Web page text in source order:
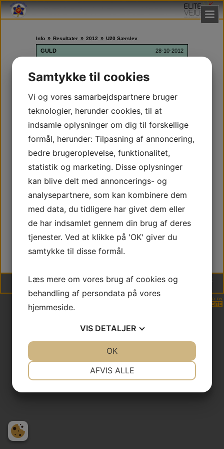
Info » Resultater » 2012 » U20 Særslev
GULD 28-10-2012
Hubert Kurzej
Tobias Overgaard
28-10-2012
Christian Falck Poulsen
Christian V-B Nielsen
Karoline A. Christensen
Marius Riis Hansen
Mathias Fristed
Selma Damkjær Andersen
ANDEN PLACERING 28-10-2012
Josefine Dresler
Michelle Bach
Tue Melgaard Sørensen
Hubert Kurzej (Pokalturnering)
Vejle Judo Klub | DGI Huset Hal 2, Willy Sørensens Plads 5, 7100 Vejle | * CVR
Samtykke til cookies
Vi og vores samarbejdspartnere bruger
teknologier, herunder cookies, til at
indsamle oplysninger om dig til forskellige
formål, herunder: Tilpasning af annoncering,
bedre brugeroplevelse, funktionalitet,
statistik og marketing. Disse oplysninger
kan blive delt med annoncerings- og
analysepartnere, som kan kombinere dem
med data, du tidligere har givet dem eller
de har indsamlet gennem din brug af deres
tjenester. Ved at klikke på 'OK' giver du
samtykke til disse formål.
Læs mere om vores brug af cookies og
behandling af persondata på vores
hjemmeside.
VIS DETALJER
AFVIS ALLE
OK